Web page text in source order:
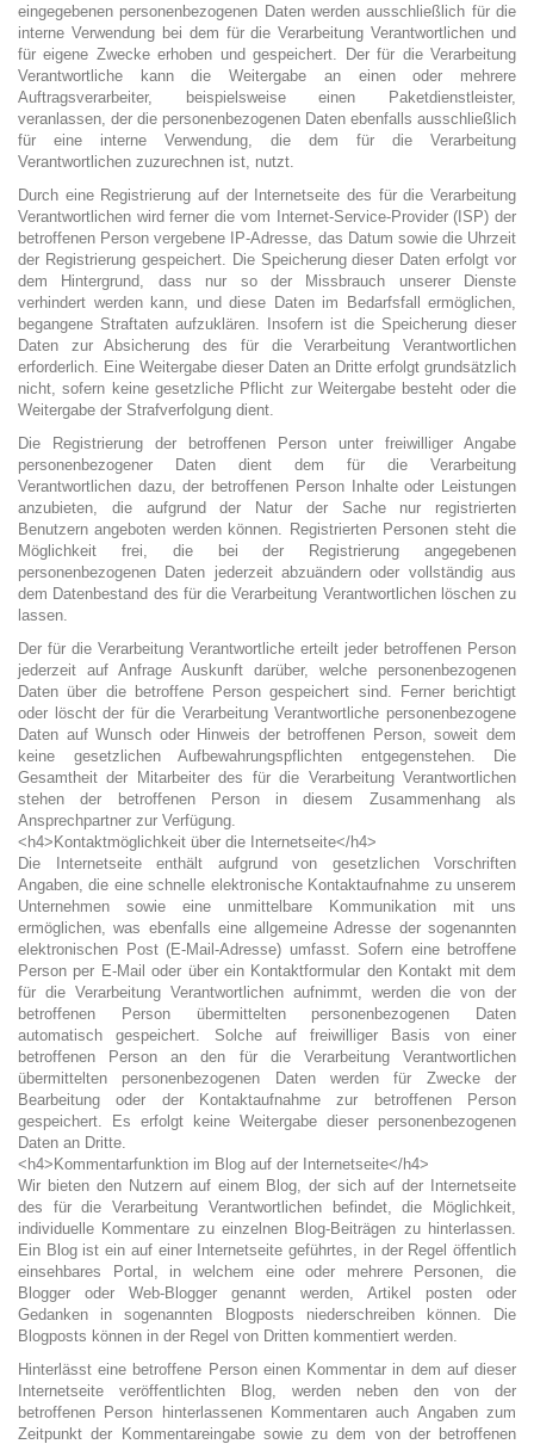
eingegebenen personenbezogenen Daten werden ausschließlich für die
interne Verwendung bei dem für die Verarbeitung Verantwortlichen und
für eigene Zwecke erhoben und gespeichert. Der für die Verarbeitung
Verantwortliche kann die Weitergabe an einen oder mehrere
Auftragsverarbeiter, beispielsweise einen Paketdienstleister,
veranlassen, der die personenbezogenen Daten ebenfalls ausschließlich
für eine interne Verwendung, die dem für die Verarbeitung
Verantwortlichen zuzurechnen ist, nutzt.
Durch eine Registrierung auf der Internetseite des für die Verarbeitung
Verantwortlichen wird ferner die vom Internet-Service-Provider (ISP) der
betroffenen Person vergebene IP-Adresse, das Datum sowie die Uhrzeit
der Registrierung gespeichert. Die Speicherung dieser Daten erfolgt vor
dem Hintergrund, dass nur so der Missbrauch unserer Dienste
verhindert werden kann, und diese Daten im Bedarfsfall ermöglichen,
begangene Straftaten aufzuklären. Insofern ist die Speicherung dieser
Daten zur Absicherung des für die Verarbeitung Verantwortlichen
erforderlich. Eine Weitergabe dieser Daten an Dritte erfolgt grundsätzlich
nicht, sofern keine gesetzliche Pflicht zur Weitergabe besteht oder die
Weitergabe der Strafverfolgung dient.
Die Registrierung der betroffenen Person unter freiwilliger Angabe
personenbezogener Daten dient dem für die Verarbeitung
Verantwortlichen dazu, der betroffenen Person Inhalte oder Leistungen
anzubieten, die aufgrund der Natur der Sache nur registrierten
Benutzern angeboten werden können. Registrierten Personen steht die
Möglichkeit frei, die bei der Registrierung angegebenen
personenbezogenen Daten jederzeit abzuändern oder vollständig aus
dem Datenbestand des für die Verarbeitung Verantwortlichen löschen zu
lassen.
Der für die Verarbeitung Verantwortliche erteilt jeder betroffenen Person
jederzeit auf Anfrage Auskunft darüber, welche personenbezogenen
Daten über die betroffene Person gespeichert sind. Ferner berichtigt
oder löscht der für die Verarbeitung Verantwortliche personenbezogene
Daten auf Wunsch oder Hinweis der betroffenen Person, soweit dem
keine gesetzlichen Aufbewahrungspflichten entgegenstehen. Die
Gesamtheit der Mitarbeiter des für die Verarbeitung Verantwortlichen
stehen der betroffenen Person in diesem Zusammenhang als
Ansprechpartner zur Verfügung.
<h4>Kontaktmöglichkeit über die Internetseite</h4>
Die Internetseite enthält aufgrund von gesetzlichen Vorschriften
Angaben, die eine schnelle elektronische Kontaktaufnahme zu unserem
Unternehmen sowie eine unmittelbare Kommunikation mit uns
ermöglichen, was ebenfalls eine allgemeine Adresse der sogenannten
elektronischen Post (E-Mail-Adresse) umfasst. Sofern eine betroffene
Person per E-Mail oder über ein Kontaktformular den Kontakt mit dem
für die Verarbeitung Verantwortlichen aufnimmt, werden die von der
betroffenen Person übermittelten personenbezogenen Daten
automatisch gespeichert. Solche auf freiwilliger Basis von einer
betroffenen Person an den für die Verarbeitung Verantwortlichen
übermittelten personenbezogenen Daten werden für Zwecke der
Bearbeitung oder der Kontaktaufnahme zur betroffenen Person
gespeichert. Es erfolgt keine Weitergabe dieser personenbezogenen
Daten an Dritte.
<h4>Kommentarfunktion im Blog auf der Internetseite</h4>
Wir bieten den Nutzern auf einem Blog, der sich auf der Internetseite
des für die Verarbeitung Verantwortlichen befindet, die Möglichkeit,
individuelle Kommentare zu einzelnen Blog-Beiträgen zu hinterlassen.
Ein Blog ist ein auf einer Internetseite geführtes, in der Regel öffentlich
einsehbares Portal, in welchem eine oder mehrere Personen, die
Blogger oder Web-Blogger genannt werden, Artikel posten oder
Gedanken in sogenannten Blogposts niederschreiben können. Die
Blogposts können in der Regel von Dritten kommentiert werden.
Hinterlässt eine betroffene Person einen Kommentar in dem auf dieser
Internetseite veröffentlichten Blog, werden neben den von der
betroffenen Person hinterlassenen Kommentaren auch Angaben zum
Zeitpunkt der Kommentareingabe sowie zu dem von der betroffenen